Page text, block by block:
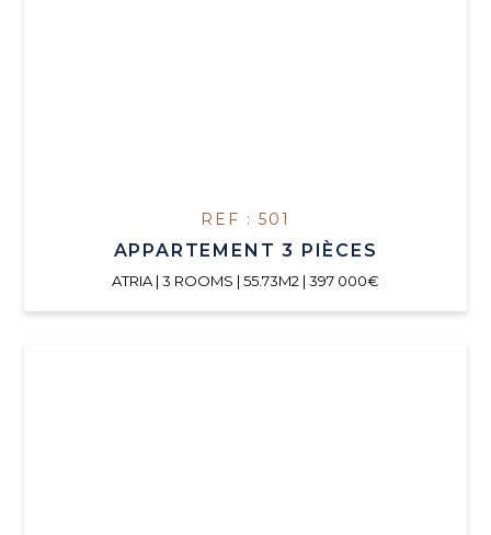
REF : 501
APPARTEMENT 3 PIÈCES
ATRIA | 3 ROOMS | 55.73M2 | 397 000€